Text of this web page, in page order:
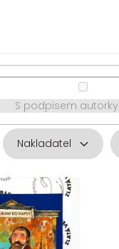
S podpisem
Nakladatel